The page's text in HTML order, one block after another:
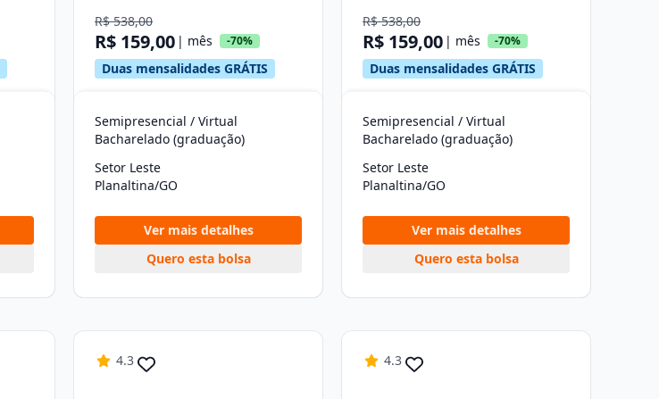
R$ 538,00
R$ 159,00 | mês -70%
Duas mensalidades GRÁTIS
Semipresencial / Virtual
Bacharelado (graduação)
Setor Leste
Planaltina/GO
Ver mais detalhes
Quero esta bolsa
R$ 538,00
R$ 159,00 | mês -70%
Duas mensalidades GRÁTIS
Semipresencial / Virtual
Bacharelado (graduação)
Setor Leste
Planaltina/GO
Ver mais detalhes
Quero esta bolsa
4.3 4.3